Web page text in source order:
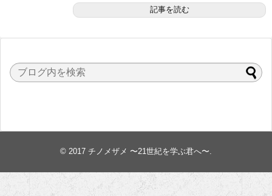
記事を読む
© 2017 チノメザメ 〜21世紀を学ぶ君へ〜.